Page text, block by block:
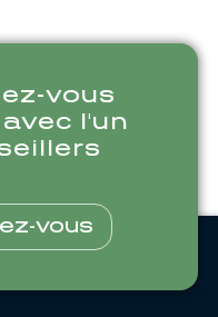
vous
l'un
vous